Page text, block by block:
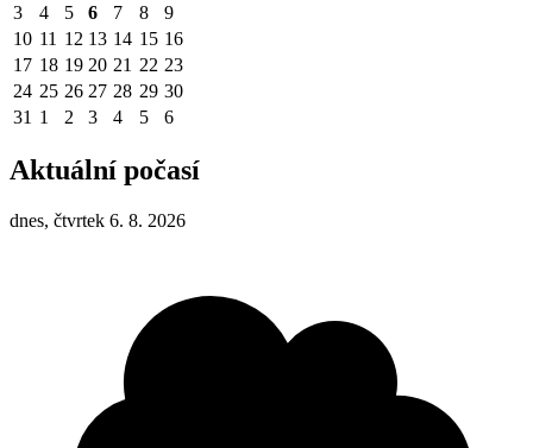
3
4 5 6 7 8
9
10 11 12 13 14 15 16
17 18 19 20 21 22 23
24 25 26 27 28 29 30
31 1 2 3 4 5 6
Aktuální počasí
dnes, čtvrtek 6. 8. 2026